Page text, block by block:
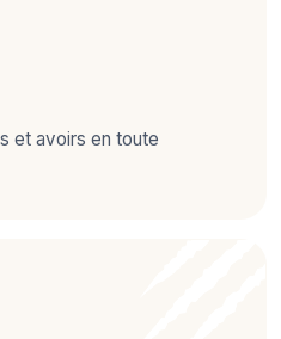
et avoirs en toute